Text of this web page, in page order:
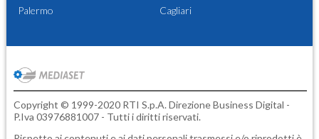
Palermo Cagliari
Copyright © 1999-2020 RTI S.p.A. Direzione Business Digital -
P.Iva 03976881007 - Tutti i diritti riservati.